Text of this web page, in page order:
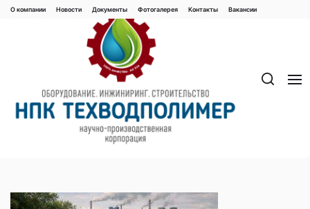
Перейти
О компании Новости Документы Фотогалерея Контaкты Вакaнсии